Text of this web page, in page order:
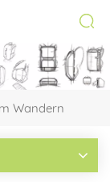
Wandern